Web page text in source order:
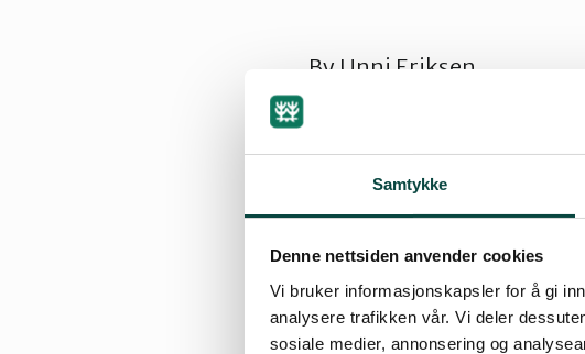
Samtykke
Denne nettsiden anvender cookies
Vi bruker informasjonskapsler for å gi
analysere trafikken vår. Vi deler
sosiale medier, annonsering og
By Unni Eriksen
Einar Winther, kasserer
Rolf Andersen,